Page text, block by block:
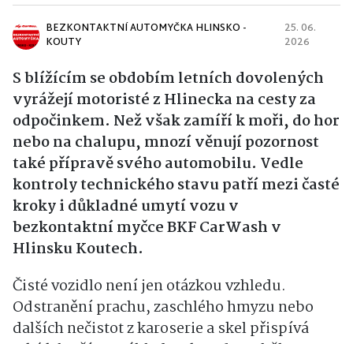
BEZKONTAKTNÍ AUTOMYČKA HLINSKO -
KOUTY
25. 06.
2026
S blížícím se obdobím letních dovolených
vyrážejí motoristé z Hlinecka na cesty za
odpočinkem. Než však zamíří k moři, do hor
nebo na chalupu, mnozí věnují pozornost
také přípravě svého automobilu. Vedle
kontroly technického stavu patří mezi časté
kroky i důkladné umytí vozu v
bezkontaktní myčce BKF CarWash v
Hlinsku Koutech.
Čisté vozidlo není jen otázkou vzhledu.
Odstranění prachu, zaschlého hmyzu nebo
dalších nečistot z karoserie a skel přispívá